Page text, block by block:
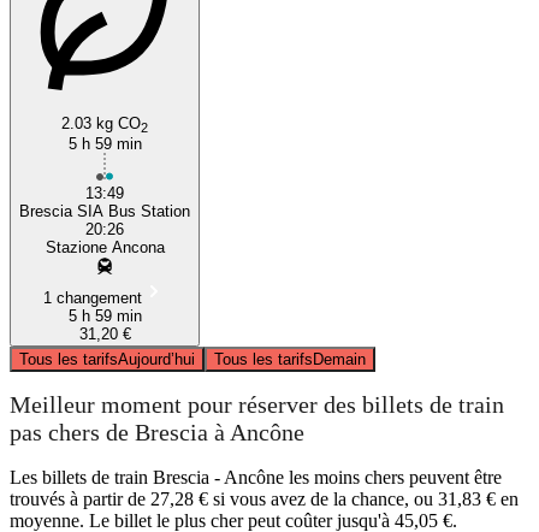
2.03 kg CO2
5 h 59 min
13:49
Brescia SIA Bus Station
20:26
Stazione Ancona
1 changement
5 h 59 min
31,20 €
Tous les tarifsAujourd’hui Tous les tarifsDemain
Meilleur moment pour réserver des billets de train
pas chers de Brescia à Ancône
Les billets de train Brescia - Ancône les moins chers peuvent être
trouvés à partir de 27,28 € si vous avez de la chance, ou 31,83 € en
moyenne. Le billet le plus cher peut coûter jusqu'à 45,05 €.